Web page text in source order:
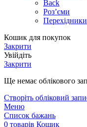
Back
Роз’єми
Перехідники
Кошик для покупок
Закрити
Увійдіть
Закрити
Ще немає облікового
Створіть обліковий
Меню
Список бажань
0 товарів Кошик